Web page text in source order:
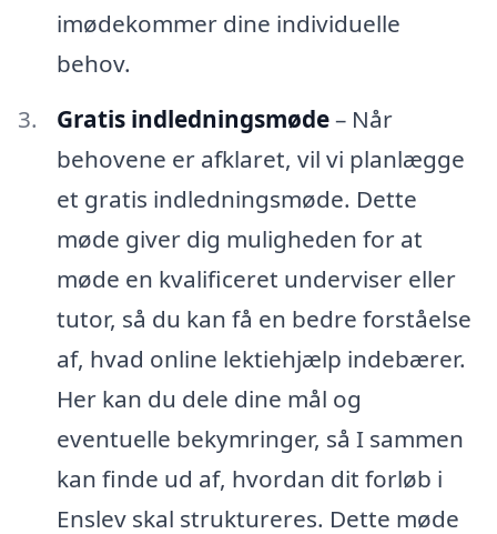
imødekommer dine individuelle
behov.
Gratis indledningsmøde– Når
behovene er afklaret, vil vi planlægge
et gratis indledningsmøde. Dette
møde giver dig muligheden for at
møde en kvalificeret underviser eller
tutor, så du kan få en bedre forståelse
af, hvad online lektiehjælp indebærer.
Her kan du dele dine mål og
eventuelle bekymringer, så I sammen
kan finde ud af, hvordan dit forløb i
Enslev skal struktureres. Dette møde